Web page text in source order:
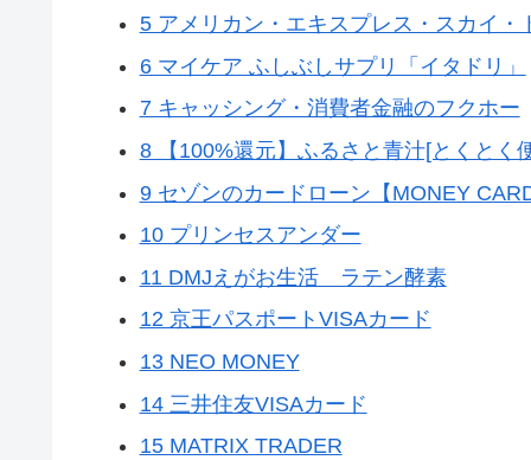
5 アメリカン・エキスプレス・スカイ・
6 マイケア ふしぶしサプリ「イタドリ」
7 キャッシング・消費者金融のフクホー
8 【100%還元】ふるさと青汁[とくとく
9 セゾンのカードローン【MONEY CARD
10 プリンセスアンダー
11 DMJえがお生活 ラテン酵素
12 京王パスポートVISAカード
13 NEO MONEY
14 三井住友VISAカード
15 MATRIX TRADER